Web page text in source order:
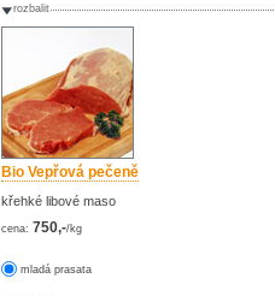
rozbalit
Bio Vepřová pečeně
křehké libové maso
cena: 750,-/kg
mladá prasata